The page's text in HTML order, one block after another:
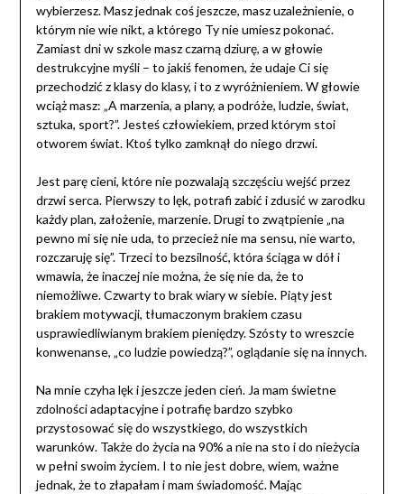
wybierzesz. Masz jednak coś jeszcze, masz uzależnienie, o
którym nie wie nikt, a którego Ty nie umiesz pokonać.
Zamiast dni w szkole masz czarną dziurę, a w głowie
destrukcyjne myśli – to jakiś fenomen, że udaje Ci się
przechodzić z klasy do klasy, i to z wyróżnieniem. W głowie
wciąż masz: „A marzenia, a plany, a podróże, ludzie, świat,
sztuka, sport?”. Jesteś człowiekiem, przed którym stoi
otworem świat. Ktoś tylko zamknął do niego drzwi.
Jest parę cieni, które nie pozwalają szczęściu wejść przez
drzwi serca. Pierwszy to lęk, potrafi zabić i zdusić w zarodku
każdy plan, założenie, marzenie. Drugi to zwątpienie „na
pewno mi się nie uda, to przecież nie ma sensu, nie warto,
rozczaruję się”. Trzeci to bezsilność, która ściąga w dół i
wmawia, że inaczej nie można, że się nie da, że to
niemożliwe. Czwarty to brak wiary w siebie. Piąty jest
brakiem motywacji, tłumaczonym brakiem czasu
usprawiedliwianym brakiem pieniędzy. Szósty to wreszcie
konwenanse, „co ludzie powiedzą?”, oglądanie się na innych.
Na mnie czyha lęk i jeszcze jeden cień. Ja mam świetne
zdolności adaptacyjne i potrafię bardzo szybko
przystosować się do wszystkiego, do wszystkich
warunków. Także do życia na 90% a nie na sto i do nieżycia
w pełni swoim życiem. I to nie jest dobre, wiem, ważne
jednak, że to złapałam i mam świadomość. Mając